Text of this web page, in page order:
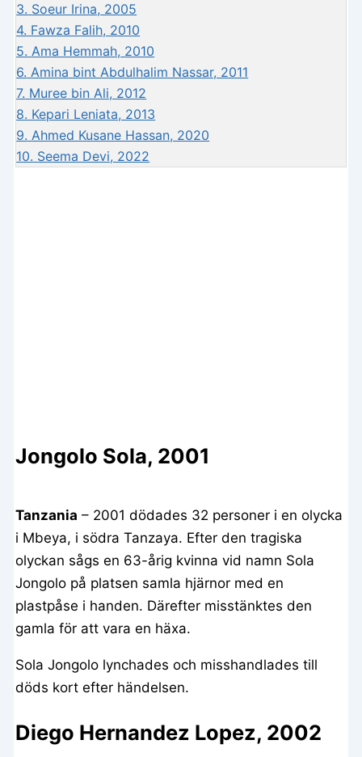
3. Soeur Irina, 2005
4. Fawza Falih, 2010
5. Ama Hemmah, 2010
6. Amina bint Abdulhalim Nassar, 2011
7. Muree bin Ali, 2012
8. Kepari Leniata, 2013
9. Ahmed Kusane Hassan, 2020
10. Seema Devi, 2022
Jongolo Sola, 2001
Tanzania – 2001 dödades 32 personer i en olycka
i Mbeya, i södra Tanzaya. Efter den tragiska
olyckan sågs en 63-årig kvinna vid namn Sola
Jongolo på platsen samla hjärnor med en
plastpåse i handen. Därefter misstänktes den
gamla för att vara en häxa.
Sola Jongolo lynchades och misshandlades till
döds kort efter händelsen.
Diego Hernandez Lopez, 2002